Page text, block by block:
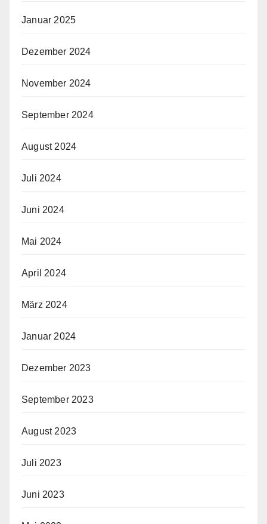
Januar 2025
Dezember 2024
November 2024
September 2024
August 2024
Juli 2024
Juni 2024
Mai 2024
April 2024
März 2024
Januar 2024
Dezember 2023
September 2023
August 2023
Juli 2023
Juni 2023